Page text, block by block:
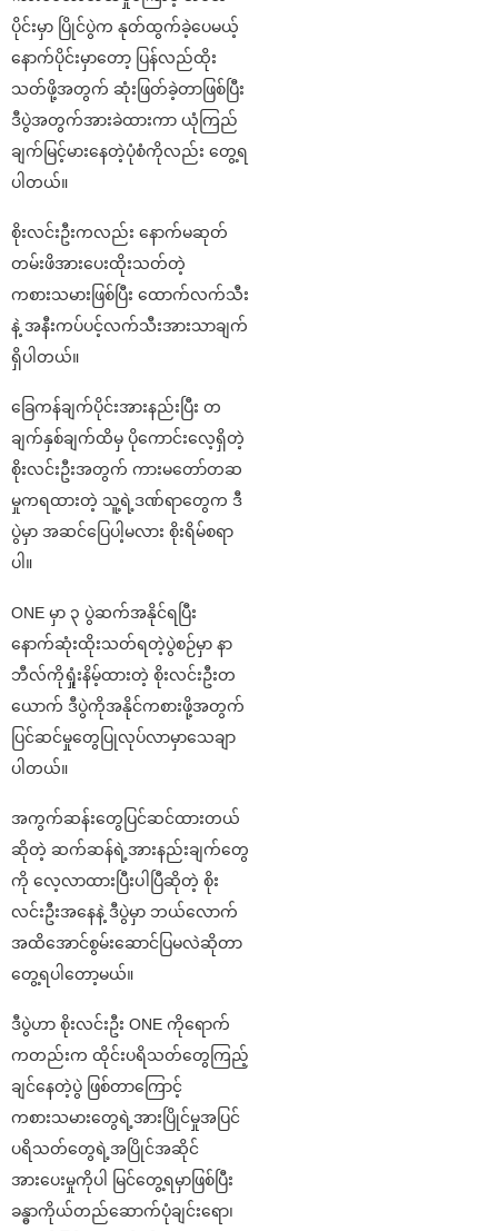
ပိုင်းမှာ ပြိုင်ပွဲက နုတ်ထွက်ခဲ့ပေမယ့်
နောက်ပိုင်းမှာတော့ ပြန်လည်ထိုး
သတ်ဖို့အတွက် ဆုံးဖြတ်ခဲ့တာဖြစ်ပြီး
ဒီပွဲအတွက်အားခဲထားကာ ယုံကြည်
ချက်မြင့်မားနေတဲ့ပုံစံကိုလည်း တွေ့ရ
ပါတယ်။
စိုးလင်းဦးကလည်း နောက်မဆုတ်
တမ်းဖိအားပေးထိုးသတ်တဲ့
ကစားသမားဖြစ်ပြီး ထောက်လက်သီး
နဲ့ အနီးကပ်ပင့်လက်သီးအားသာချက်
ရှိပါတယ်။
ခြေကန်ချက်ပိုင်းအားနည်းပြီး တ
ချက်နှစ်ချက်ထိမှ ပိုကောင်းလေ့ရှိတဲ့
စိုးလင်းဦးအတွက် ကားမတော်တဆ
မှုကရထားတဲ့ သူ့ရဲ့ဒဏ်ရာတွေက ဒီ
ပွဲမှာ အဆင်ပြေပါ့မလား စိုးရိမ်စရာ
ပါ။
ONE မှာ ၃ ပွဲဆက်အနိုင်ရပြီး
နောက်ဆုံးထိုးသတ်ရတဲ့ပွဲစဉ်မှာ နာ
ဘီလ်ကိုရှုံးနိမ့်ထားတဲ့ စိုးလင်းဦးတ
ယောက် ဒီပွဲကိုအနိုင်ကစားဖို့အတွက်
ပြင်ဆင်မှုတွေပြုလုပ်လာမှာသေချာ
ပါတယ်။
အကွက်ဆန်းတွေပြင်ဆင်ထားတယ်
ဆိုတဲ့ ဆက်ဆန်ရဲ့အားနည်းချက်တွေ
ကို လေ့လာထားပြီးပါပြီဆိုတဲ့ စိုး
လင်းဦးအနေနဲ့ ဒီပွဲမှာ ဘယ်လောက်
အထိအောင်စွမ်းဆောင်ပြမလဲဆိုတာ
တွေ့ရပါတော့မယ်။
ဒီပွဲဟာ စိုးလင်းဦး ONE ကိုရောက်
ကတည်းက ထိုင်းပရိသတ်တွေကြည့်
ချင်နေတဲ့ပွဲ ဖြစ်တာကြောင့်
ကစားသမားတွေရဲ့အားပြိုင်မှုအပြင်
ပရိသတ်တွေရဲ့အပြိုင်အဆိုင်
အားပေးမှုကိုပါ မြင်တွေ့ရမှာဖြစ်ပြီး
ခန္ဓာကိုယ်တည်ဆောက်ပုံချင်းရော၊